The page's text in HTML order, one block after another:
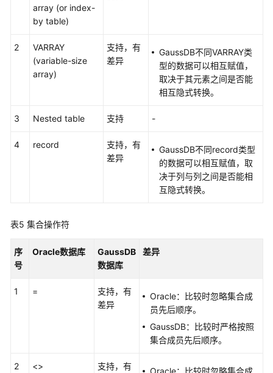
明
换
错
误
风
自
GaussDB
中
array (or index-
by table)
2
VARRAY
(variable-size
array)
支持，有
差异
GaussDB不同VARRAY类
型的数据可以相互赋值，
取决于其元素之间是否能
相互隐式转换。
3 Nested table 支持 -
4 record
支持，有
差异
GaussDB不同record类型
的数据可以相互赋值，取
决于列与列之间是否能相
互隐式转换。
表5 集合操作符
序
号
Oracle数据库
GaussDB
数据库
差异
1 =
支持，有
差异
Oracle：比较时忽略集合成
员先后顺序。
GaussDB：比较时严格按照
集合成员先后顺序。
2 <> 支持，有 Oracle：比较时忽略集合成